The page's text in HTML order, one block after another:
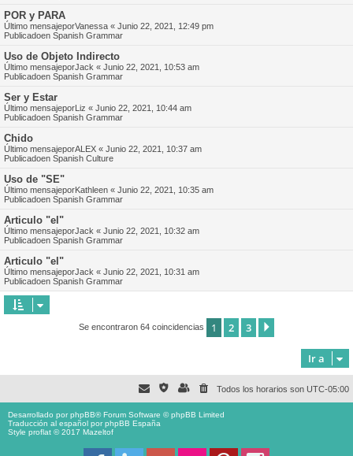
POR y PARA
Último mensajeporVanessa « Junio 22, 2021, 12:49 pm
Publicadoen Spanish Grammar
Uso de Objeto Indirecto
Último mensajeporJack « Junio 22, 2021, 10:53 am
Publicadoen Spanish Grammar
Ser y Estar
Último mensajeporLiz « Junio 22, 2021, 10:44 am
Publicadoen Spanish Grammar
Chido
Último mensajeporALEX « Junio 22, 2021, 10:37 am
Publicadoen Spanish Culture
Uso de "SE"
Último mensajeporKathleen « Junio 22, 2021, 10:35 am
Publicadoen Spanish Grammar
Articulo "el"
Último mensajeporJack « Junio 22, 2021, 10:32 am
Publicadoen Spanish Grammar
Articulo "el"
Último mensajeporJack « Junio 22, 2021, 10:31 am
Publicadoen Spanish Grammar
Se encontraron 64 coincidencias 1 2 3
Ir a
Todos los horarios son UTC-05:00
Desarrollado porphpBB® Forum Software © phpBB Limited
Traducción al español porphpBB España
Style proflat © 2017 Mazeltof